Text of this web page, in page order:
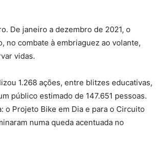
De janeiro a dezembro de 2021, o
no combate à embriaguez ao volante,
vidas.
1.268 ações, entre blitzes educativas,
público estimado de 147.651 pessoas.
o Projeto Bike em Dia e para o Circuito
numa queda acentuada no